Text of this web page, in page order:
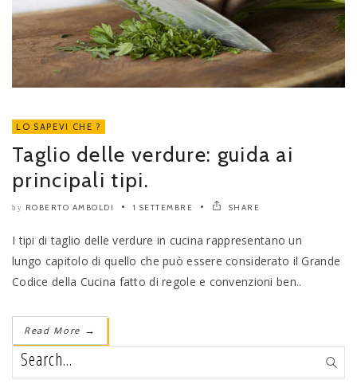
LO SAPEVI CHE ?
Taglio delle verdure: guida ai
principali tipi.
by ROBERTO AMBOLDI 1 SETTEMBRE SHARE
I tipi di taglio delle verdure in cucina rappresentano un
lungo capitolo di quello che può essere considerato il Grande
Codice della Cucina fatto di regole e convenzioni ben..
Read More →